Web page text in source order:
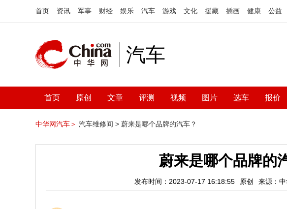
首页 资讯 军事 财经 娱乐 汽车 游戏 文化 援藏 插画 健康 公益
汽车
首页 原创 文章 评测 视频 图片 选车 报价
中华网汽车＞ 汽车维修间 > 蔚来是哪个品牌的汽车？
蔚来是哪个品牌的
发布时间：2023-07-17 16:18:55 原创 来源：